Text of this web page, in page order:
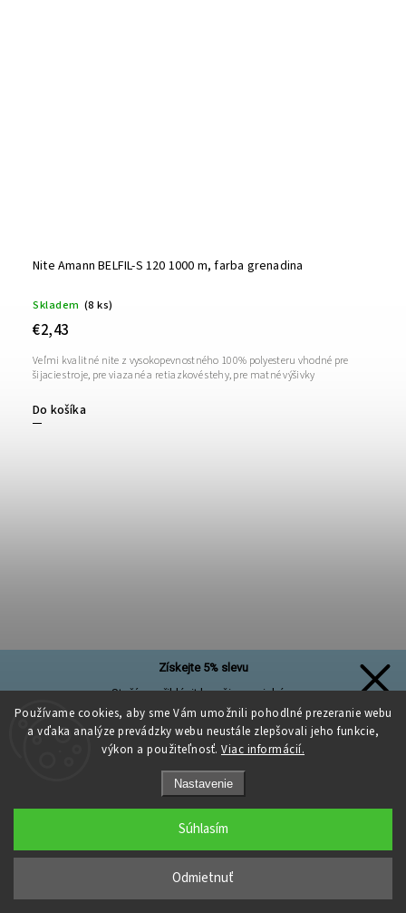
Používame cookies, aby sme Vám umožnili pohodlné prezeranie webu
a vďaka analýze prevádzky webu neustále zlepšovali jeho funkcie,
výkon a použiteľnosť. Viac informácií.
Nastavenie
Odmietnuť
Súhlasím
Nite Amann BELFIL-S 120 1000 m, farba grenadina
Skladem (8 ks)
€2,43
Do košíka
Veľmi kvalitné nite z vysokopevnostného 100% polyesteru vhodné pre
šijacie stroje, pre viazané a retiazkové stehy, pre matné výšivky
Nite Amann BELFIL-S 120 1000 m, farba ružovofialová
Získejte 5% slevu
Stačí se přihlásit k našim novinkám
a sleva na první nákup je Vaše!
Přihlásit se a získat slevu